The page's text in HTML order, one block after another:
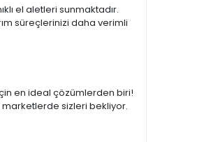
el aletleri sunmaktadır.
süreçlerinizi daha verimli
en ideal çözümlerden biri!
marketlerde sizleri bekliyor.